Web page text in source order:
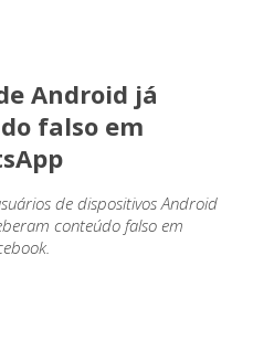
Android já
falso em
de dispositivos Android
conteúdo falso em